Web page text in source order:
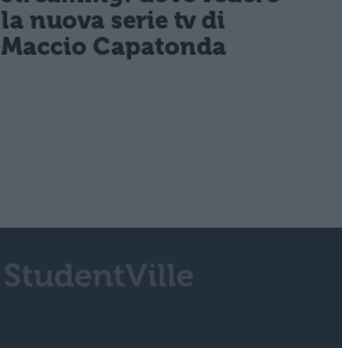
la nuova serie tv di
Maccio Capatonda